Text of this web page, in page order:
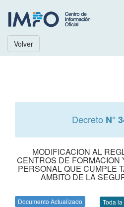
Volver
Decreto N°
MODIFICACION AL
CENTROS DE FORMACION
PERSONAL QUE CUMPLE
AMBITO DE LA
Documento Actualizado Toda